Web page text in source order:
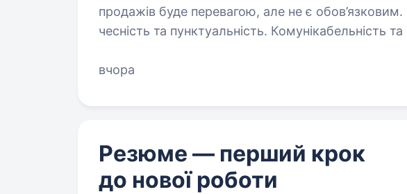
продажів буде перевагою, але не є обов’язковим. Відповідальність,
чесність та пунктуальність. Комунікабельність та вміння працювати
вчора
Резюме — перший крок
до нової роботи